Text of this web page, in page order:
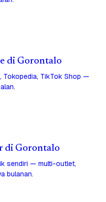
di Gorontalo
Tokopedia, TikTok Shop —
di Gorontalo
sendiri — multi-outlet,
bulanan.